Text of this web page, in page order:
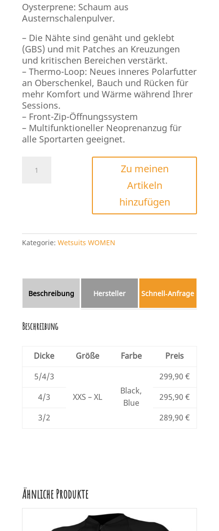
Oysterprene: Schaum aus
Austernschalenpulver.
– Die Nähte sind genäht und geklebt
(GBS) und mit Patches an Kreuzungen
und kritischen Bereichen verstärkt.
– Thermo-Loop: Neues inneres Polarfutter
an Oberschenkel, Bauch und Rücken für
mehr Komfort und Wärme während Ihrer
Sessions.
– Front-Zip-Öffnungssystem
– Multifunktioneller Neoprenanzug für
alle Sportarten geeignet.
Divine
Zu meinen
Artikeln
hinzufügen
Kategorie: Wetsuits WOMEN
Beschreibung Hersteller Schnell‑Anfrage
Beschreibung
Dicke Größe Farbe
Preis
5/4/3
XXS – XL
Black,
Blue
299,90 €
4/3
295,90 €
3/2
289,90 €
Ähnliche Produkte